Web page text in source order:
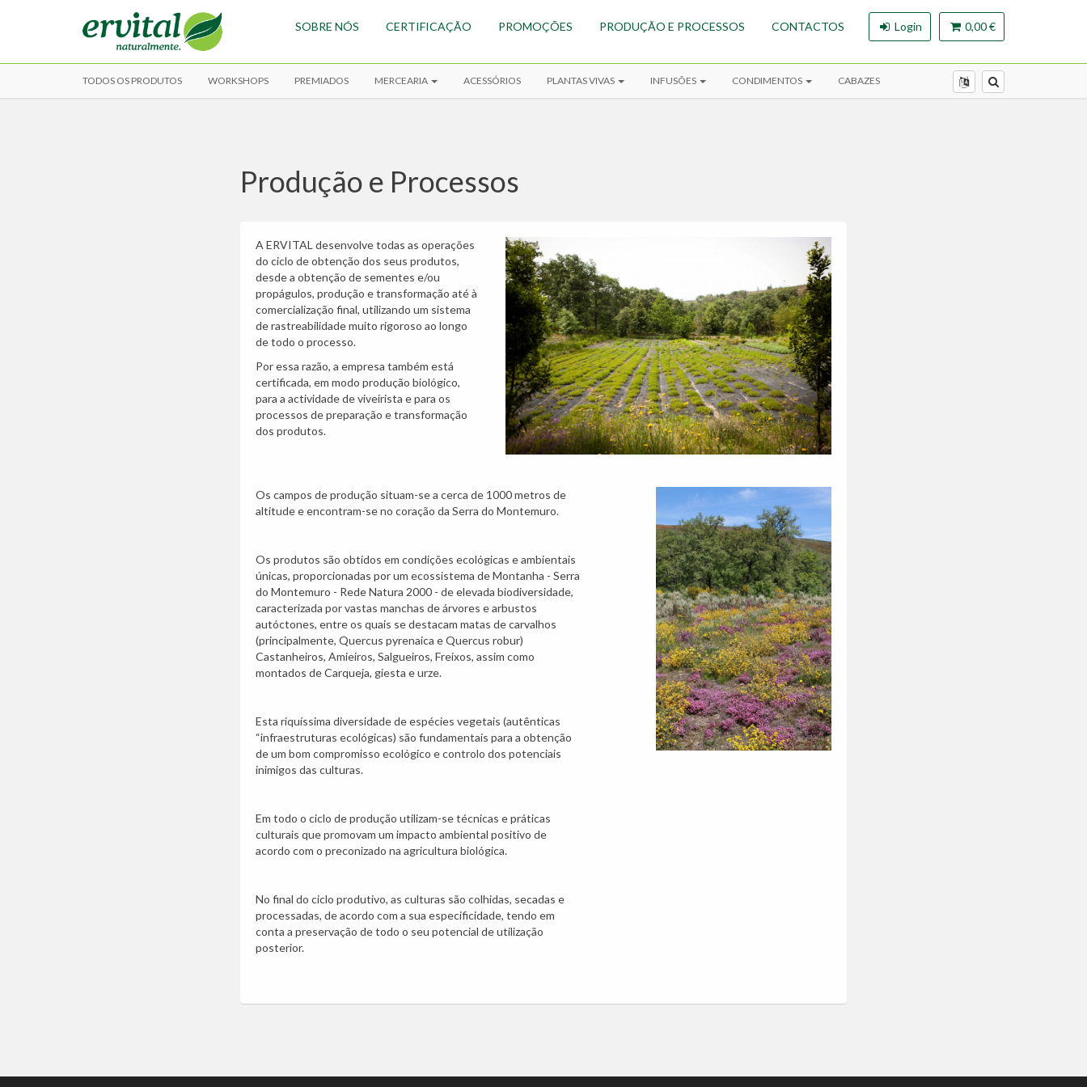
0,00 €
Login
SOBRE NÓS CERTIFICAÇÃO PROMOÇÕES PRODUÇÃO E PROCESSOS CONTACTOS
TODOS OS PRODUTOS WORKSHOPS PREMIADOS MERCEARIA ACESSÓRIOS PLANTAS VIVAS INFUSÕES CONDIMENTOS CABAZES
Produção e Processos
A ERVITAL desenvolve todas as operações
do ciclo de obtenção dos seus produtos,
desde a obtenção de sementes e/ou
propágulos, produção e transformação até à
comercialização final, utilizando um sistema
de rastreabilidade muito rigoroso ao longo
de todo o processo.
Por essa razão, a empresa também está
certificada, em modo produção biológico,
para a actividade de viveirista e para os
processos de preparação e transformação
dos produtos.
Os campos de produção situam-se a cerca de 1000 metros de
altitude e encontram-se no coração da Serra do Montemuro.
Os produtos são obtidos em condições ecológicas e ambientais
únicas, proporcionadas por um ecossistema de Montanha - Serra
do Montemuro - Rede Natura 2000 - de elevada biodiversidade,
caracterizada por vastas manchas de árvores e arbustos
autóctones, entre os quais se destacam matas de carvalhos
(principalmente, Quercus pyrenaica e Quercus robur)
Castanheiros, Amieiros, Salgueiros, Freixos, assim como
montados de Carqueja, giesta e urze.
Esta riquíssima diversidade de espécies vegetais (autênticas
“infraestruturas ecológicas) são fundamentais para a obtenção
de um bom compromisso ecológico e controlo dos potenciais
inimigos das culturas.
Em todo o ciclo de produção utilizam-se técnicas e práticas
culturais que promovam um impacto ambiental positivo de
acordo com o preconizado na agricultura biológica.
No final do ciclo produtivo, as culturas são colhidas, secadas e
processadas, de acordo com a sua especificidade, tendo em
conta a preservação de todo o seu potencial de utilização
posterior.